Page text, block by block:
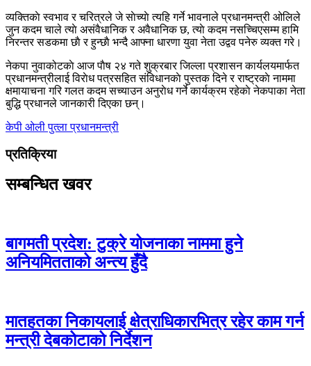
व्यक्तिकाे स्वभाव र चरित्रले जे साेच्याे त्यहि गर्ने भावनाले प्रधानमन्त्री ओलिले
जुन कदम चाले त्याे असंवैधानिक र अवैधानिक छ, त्याे कदम नसच्चिएसम्म हामि
निरन्तर सडकमा छाै र हुन्छाै भन्दै आफ्ना धारणा युवा नेता उद्वव पनेरु व्यक्त गरे।
नेकपा नुवाकोटकाे आज पाैष २४ गते शुक्रबार जिल्ला प्रशासन कार्यलयमार्फत
प्रधानमन्त्रीलाई विराेध पत्रसहित संविधानकाे पुस्तक दिने र राष्ट्रकाे नाममा
क्षमायाचना गरि गलत कदम सच्याउन अनुराेध गर्ने कार्यक्रम रहेकाे नेकपाका नेता
बुद्धि प्रधानले जानकारी दिएका छन्।
केपी ओलीपुत्लाप्रधानमन्त्री
प्रतिक्रिया
सम्बन्धित खवर
बागमती प्रदेश: टुक्रे योजनाका नाममा हुने
अनियमितताको अन्त्य हुँदै
मातहतका निकायलाई क्षेत्राधिकारभित्र रहेर काम गर्न
मन्त्री देबकोटाको निर्देशन